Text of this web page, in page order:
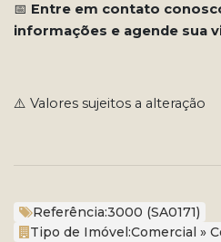
📅 Entre em contato
informações e agende sua
⚠️ Valores sujeitos a alteração
Referência:3000 (SA0171)
Tipo de Imóvel:Comercial »